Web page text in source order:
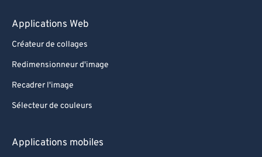
Applications Web
Créateur de collages
Redimensionneur d'image
Recadrer l'image
Sélecteur de couleurs
Applications mobiles